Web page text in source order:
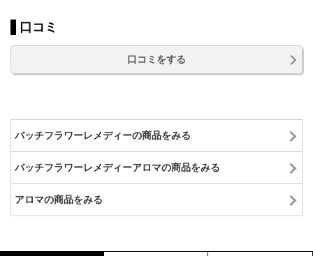
口コミ
口コミをする
バッチフラワーレメディーの商品をみる
バッチフラワーレメディーアロマの商品をみる
アロマの商品をみる